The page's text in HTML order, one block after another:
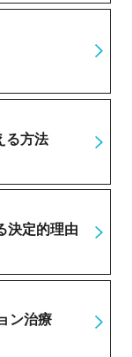
る方法
決定的理由
ン治療